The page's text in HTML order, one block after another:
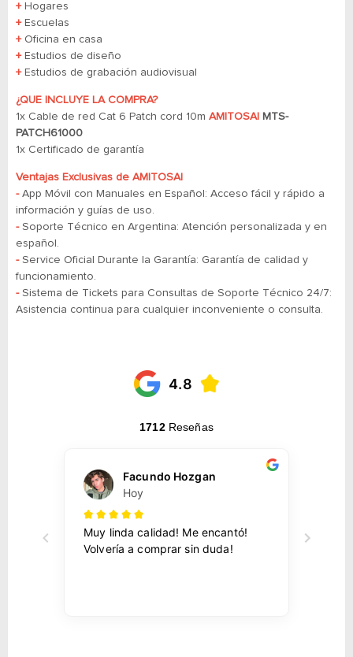
+Hogares
+Escuelas
+Oficina en casa
+Estudios de diseño
+Estudios de grabación audiovisual
¿QUE INCLUYE LA COMPRA?
1x Cable de red Cat 6 Patch cord 10m AMITOSAI MTS-
PATCH61000
1x Certificado de garantía
Ventajas Exclusivas de AMITOSAI
- App Móvil con Manuales en Español: Acceso fácil y rápido a
información y guías de uso.
- Soporte Técnico en Argentina: Atención personalizada y en
español.
- Service Oficial Durante la Garantía: Garantía de calidad y
funcionamiento.
- ​​​​​​​Sistema de Tickets para Consultas de Soporte Técnico 24/7:
Asistencia continua para cualquier inconveniente o consulta.